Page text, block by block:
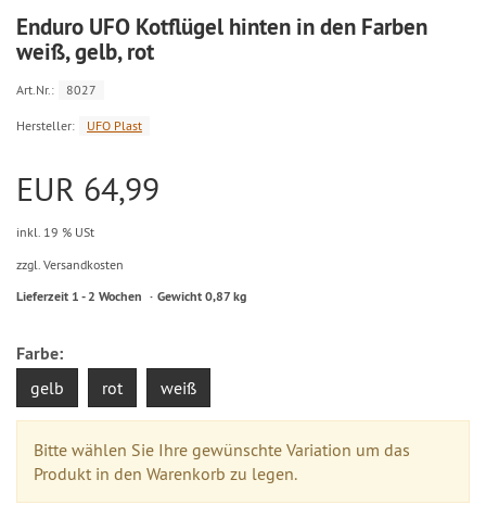
Enduro UFO Kotflügel hinten in den Farben
weiß, gelb, rot
Art.Nr.: 8027
Hersteller: UFO Plast
EUR 64,99
inkl. 19 % USt
zzgl. Versandkosten
Lieferzeit 1 - 2 Wochen Gewicht 0,87 kg
Farbe:
gelb rot weiß
Bitte wählen Sie Ihre gewünschte Variation um das
Produkt in den Warenkorb zu legen.